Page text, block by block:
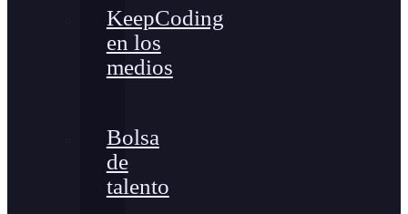
KeepCoding
en los
medios
Bolsa
de
talento